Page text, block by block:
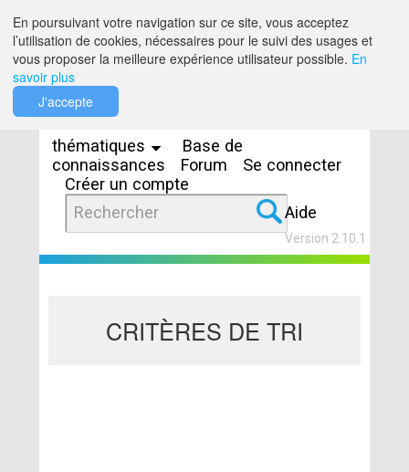
thématiques
Base de
connaissances
Forum
Se connecter
Créer un compte
Aide
Version 2.10.1
CRITÈRES DE TRI
En poursuivant votre navigation sur ce site, vous acceptez
l’utilisation de cookies, nécessaires pour le suivi des usages et
vous proposer la meilleure expérience utilisateur possible. En
savoir plus
J'accepte